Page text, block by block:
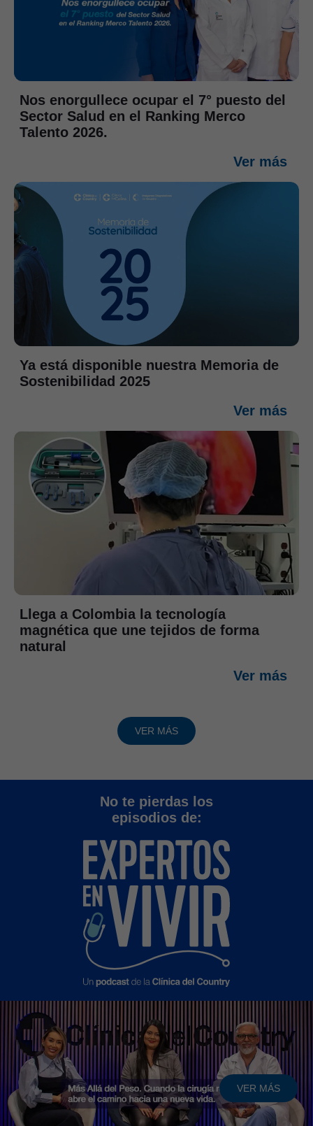
Nos enorgullece ocupar el 7° puesto del
Sector Salud en el Ranking Merco
Talento 2026.
Ver más
Ya está disponible nuestra Memoria de
Sostenibilidad 2025
Ver más
Llega a Colombia la tecnología
magnética que une tejidos de forma
natural
Ver más
VER MÁS
No te pierdas los
episodios de:
VER MÁS